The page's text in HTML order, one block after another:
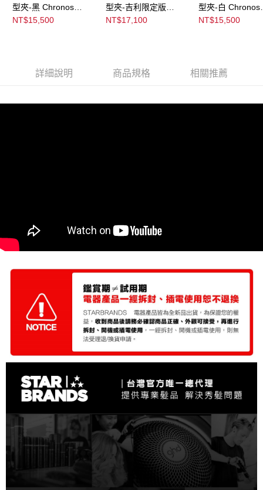
「AFTEE先享後付」，若未經同意申辦者引起之損失，本公司不負相關責
任。
４．使用「AFTEE先享後付」時，將依據個別帳號之用戶狀況，依本公司即
恩沛科技股份有限公司將有權停止該用戶之使用額度並採取法律行動。
型夾-黑 Chronos
Black
NT$15,500
型夾-吉利限定版
Chronos Jelly
NT$17,100
型夾-白 Chronos
White
NT$15,500
詳細說明 商品規格 相關推薦